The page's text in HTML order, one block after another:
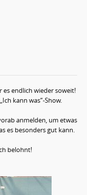
endlich wieder soweit!
kann was“-Show.
anmelden, um etwas
es besonders gut kann.
belohnt!